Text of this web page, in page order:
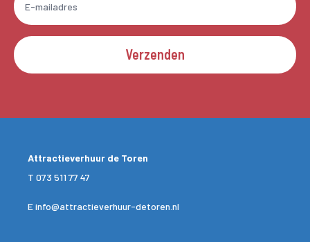
Verzenden
Attractieverhuur de Toren
T 073 511 77 47
Einfo@attractieverhuur-detoren.nl